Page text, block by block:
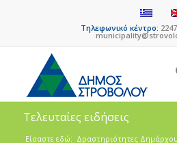
Τηλεφωνικό κέντρο:
Τελευταίες ειδήσεις
Είσαστε εδώ: Δραστηριότητες